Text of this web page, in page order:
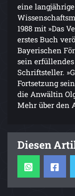
eine
1988 mit »Das
erstes Buch
Bayerischen
sein
Schriftsteller.
Fortsetzung
die Anwältin
Mehr über den
Diesen